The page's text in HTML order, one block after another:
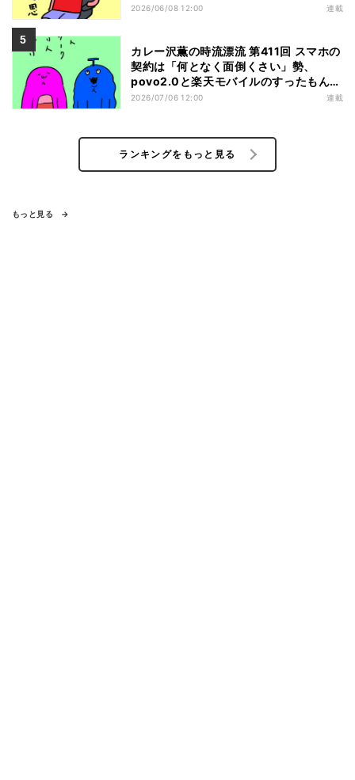
2026/06/08 12:00 連載
カレー沢薫の時流漂流 第411回 スマホの
契約は「何となく面倒くさい」勢、
povo2.0と楽天モバイルのすったもんだ
を眺める
2026/07/06 12:00 連載
ランキングをもっと見る
もっと見る